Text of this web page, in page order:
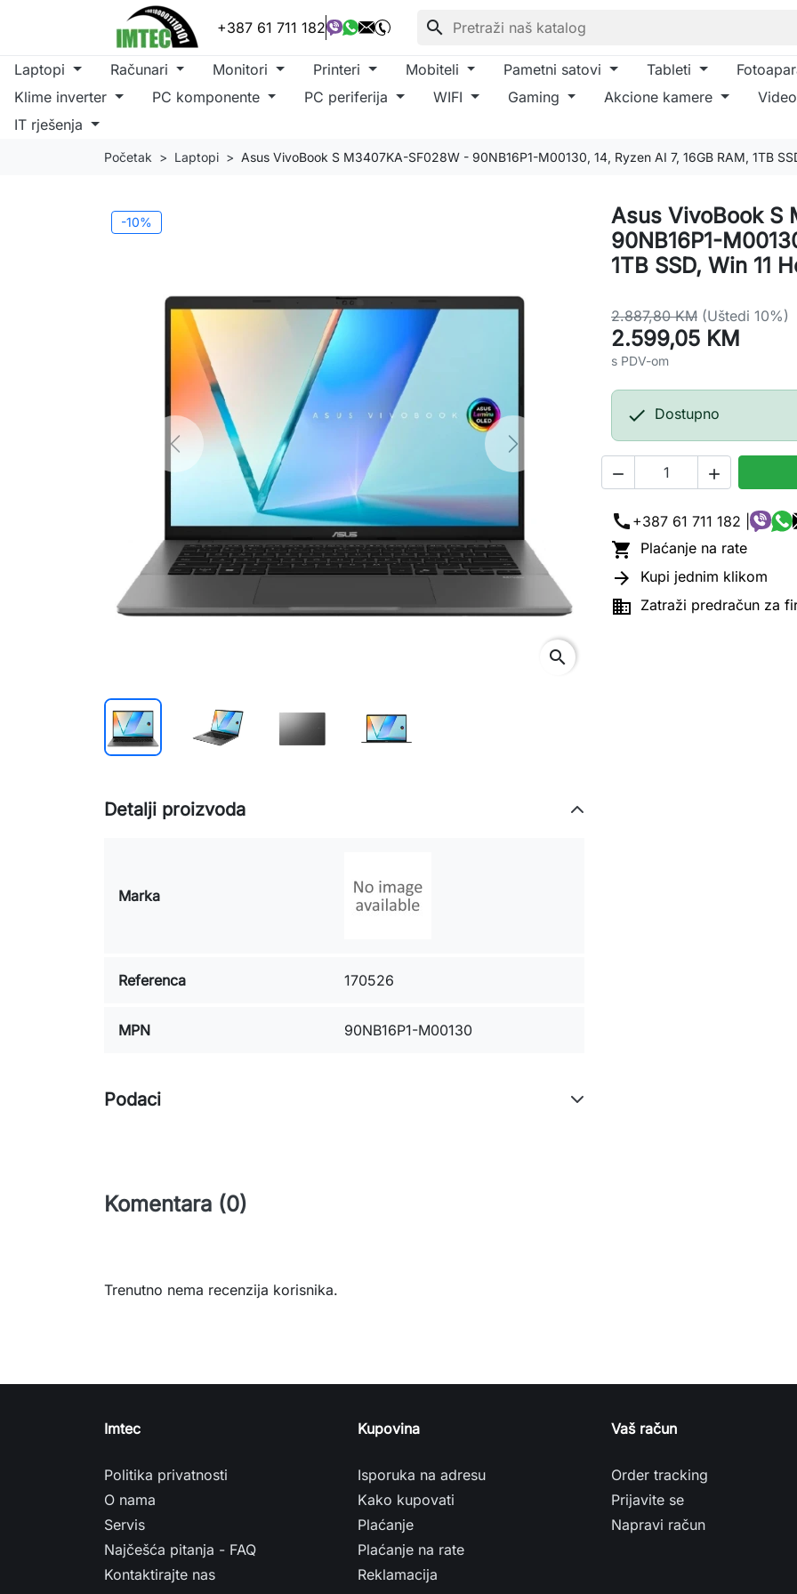
+387 61 711 182 search
Laptopi Računari Monitori Printeri Mobiteli Pametni satovi Tableti
Klime inverter
PC komponente PC periferija WIFI Gaming Akcione kamere
IT rješenja
Početak Laptopi Asus VivoBook S M3407KA-SF028W - 90NB16P1-M00130, 14, Ryzen AI 7, 16GB RAM, 1TB
-10%
Previous Next
search
Asus VivoBook S
90NB16P1-
1TB SSD, Win 11
2.887,80 KM (Uštedi 10%)
2.599,05 KM
s PDV-om
 Dostupno
 
call +387 61 711 182 |
 Plaćanje na rate
 Kupi jednim klikom
 Zatraži predračun za
Detalji proizvoda
Marka
Referenca 170526
MPN 90NB16P1-M00130
Podaci
Komentara (0)
Trenutno nema recenzija korisnika.
Imtec
Politika privatnosti
O nama
Servis
Najčešća pitanja - FAQ
Kontaktirajte nas
Kupovina
Isporuka na adresu
Kako kupovati
Plaćanje
Plaćanje na rate
Reklamacija
Vaš račun
Order tracking
Prijavite se
Napravi račun